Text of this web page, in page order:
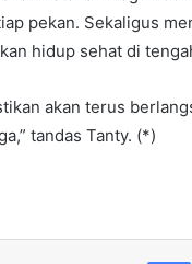
pekan. Sekaligus
hidup sehat di
akan terus
tandas Tanty. (*)